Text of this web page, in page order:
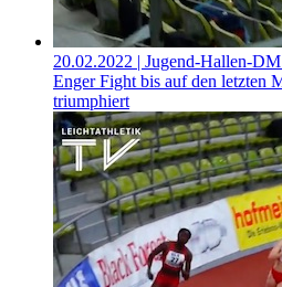
20.02.2022 | Jugend-Hallen-
Enger Fight bis auf den letzten
triumphiert